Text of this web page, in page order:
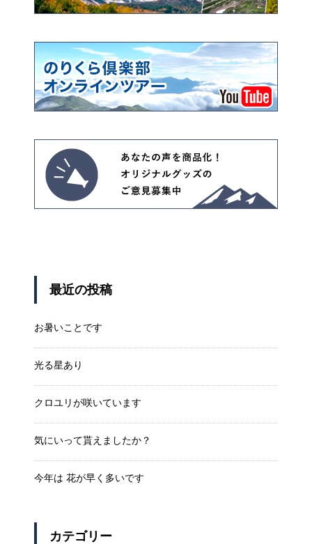
最近の投稿
お暑いことです
光る星あり
クロユリが咲いています
気にいって貰えましたか？
今年は 花が早く多いです
カテゴリー